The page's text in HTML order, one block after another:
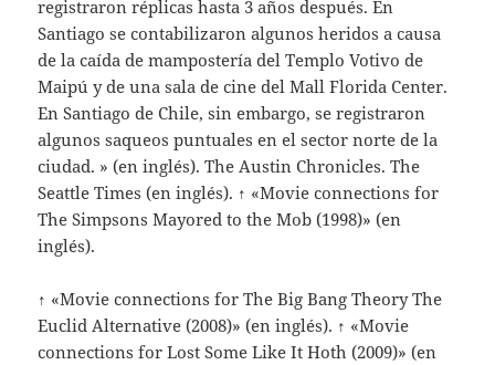
registraron réplicas hasta 3 años después. En
Santiago se contabilizaron algunos heridos a causa
de la caída de mampostería del Templo Votivo de
Maipú y de una sala de cine del Mall Florida Center.
En Santiago de Chile, sin embargo, se registraron
algunos saqueos puntuales en el sector norte de la
ciudad. » (en inglés). The Austin Chronicles. The
Seattle Times (en inglés). ↑ «Movie connections for
The Simpsons Mayored to the Mob (1998)» (en
inglés).
↑ «Movie connections for The Big Bang Theory The
Euclid Alternative (2008)» (en inglés). ↑ «Movie
connections for Lost Some Like It Hoth (2009)» (en